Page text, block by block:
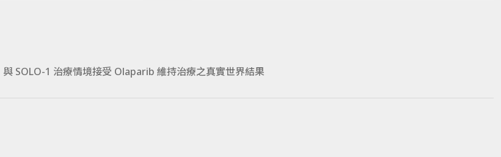
SOLO-1 治療情境接受 Olaparib 維持治療之真實世界結果